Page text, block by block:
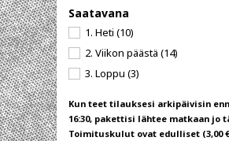
Saatavana
1. Heti (10)
2. Viikon päästä (14)
3. Loppu (3)
Kun teet tilauksesi arkipäivisin
16:30, pakettisi lähtee matkaan jo
Toimituskulut ovat edulliset (3,00 €